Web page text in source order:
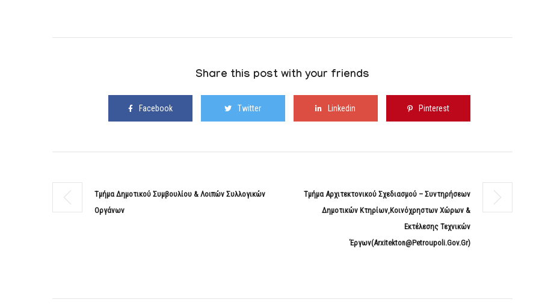
Share this post with your friends
Facebook Twitter Linkedin Pinterest
Τμήμα Δημοτικού Συμβουλίου & Λοιπών Συλλογικών
Οργάνων
Τμήμα Αρχιτεκτονικού Σχεδιασμού – Συντηρήσεων
Δημοτικών Κτηρίων,κοινόχρηστων Χώρων &
Εκτέλεσης Τεχνικών
Έργων(arxitekton@petroupoli.gov.gr)